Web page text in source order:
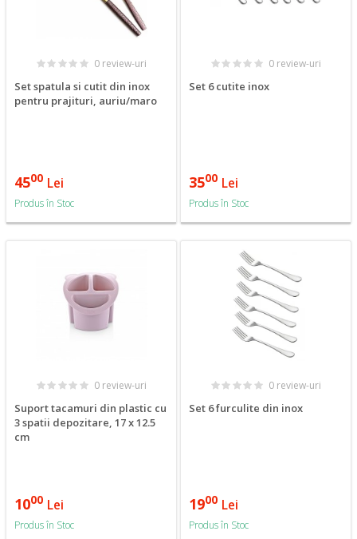
0 review-uri
Set spatula si cutit din inox
pentru prajituri, auriu/maro
4500 Lei
Produs în Stoc
0 review-uri
Set 6 cutite inox
3500 Lei
Produs în Stoc
0 review-uri
Suport tacamuri din plastic cu
3 spatii depozitare, 17 x 12.5
cm
1000 Lei
Produs în Stoc
0 review-uri
Set 6 furculite din inox
1900 Lei
Produs în Stoc